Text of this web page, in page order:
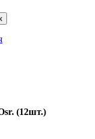
(12шт.)